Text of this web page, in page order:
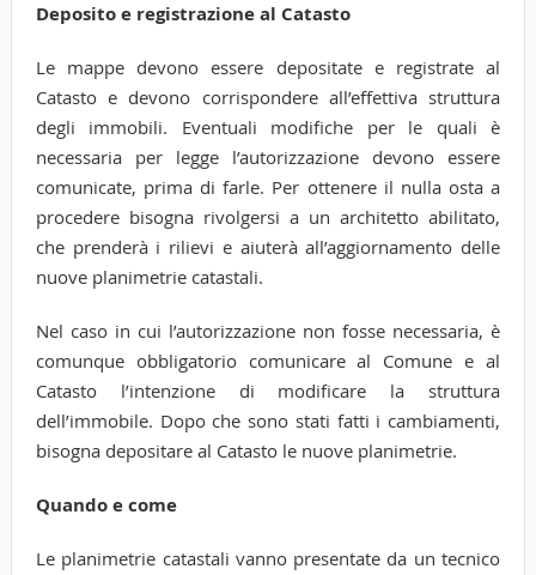
Deposito e registrazione al Catasto
Le mappe devono essere depositate e registrate al
Catasto e devono corrispondere all’effettiva struttura
degli immobili. Eventuali modifiche per le quali è
necessaria per legge l’autorizzazione devono essere
comunicate, prima di farle. Per ottenere il nulla osta a
procedere bisogna rivolgersi a un architetto abilitato,
che prenderà i rilievi e aiuterà all’aggiornamento delle
nuove planimetrie catastali.
Nel caso in cui l’autorizzazione non fosse necessaria, è
comunque obbligatorio comunicare al Comune e al
Catasto l’intenzione di modificare la struttura
dell’immobile. Dopo che sono stati fatti i cambiamenti,
bisogna depositare al Catasto le nuove planimetrie.
Quando e come
Le planimetrie catastali vanno presentate da un tecnico